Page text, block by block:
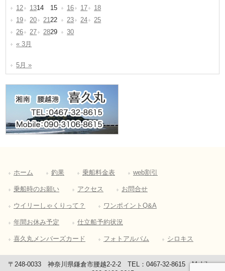
12
1314 15 16 17
18
19
20 2122 23 24
25
26
27 2829
30
« 3月
5月 »
ホーム 釣果 乗船料金表 web割引
乗船時のお願い アクセス お問合せ
ウイリーしゃくりって？ ワンポイントQ&A
年間お休み予定 仕立船予約状況
喜久丸メンバーズカード フォトアルバム シロキス
〒248-0033 神奈川県鎌倉市腰越2-2-2 TEL：0467-32-8615 Mobile：